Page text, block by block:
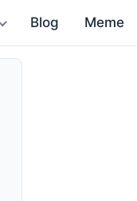
Blog Meme